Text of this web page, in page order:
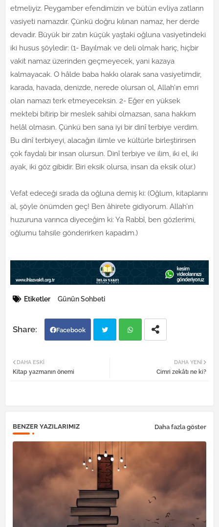
etmeliyiz. Peygamber efendimizin ve bütün evliya zatların
vasiyeti namazdır. Çünkü doğru kılınan namaz, her derde
devadır. Büyük bir zatın küçük yaştaki oğluna vasiyetindeki
iki husus şöyledir: (1- Bayılmak ve deli olmak hariç, hiçbir
vakit namaz üzerinden geçmeyecek, yani kazaya
kalmayacak. O hâlde baba hakkı olarak sana vasiyetimdir,
karada, havada, denizde, nerede olursan ol, Allah’ın emri
olan namazı terk etmeyeceksin. 2- Eğer en yüksek
mektebi bitirip bir meslek sahibi olmazsan, sana hakkım
helâl olmasın. Çünkü ben sana iyi bir dinî terbiye verdim.
Bu dinî terbiyeyi, alacağın ilimle ve kültürle birleştirirsen
çok faydalı bir insan olursun. Dinî terbiye ve ilim, iki el, iki
ayak, iki göz gibidir. Biri eksik olursa, insan da eksik olur.)
Vefat edeceği sırada da oğluna demiş ki: (Oğlum, kitaplarını
al, şöyle önümden geç! Ben âhirete gidiyorum. Allah’ın
huzuruna varınca diyeceğim ki: Ya Rabbî, ben gözlerimi,
oğlumu tahsile gönderirken kapadım.)
Etiketler Günün Sohbeti
Facebook
DAHA YENI
Cimri zekâtı ne ki?
DAHA ESKI
Kitap yazmanın önemi
BENZER YAZILARIMIZ Daha fazla göster